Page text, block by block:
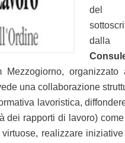
del
dalla
organizzato
una collaborazione
lavoristica,
dei rapporti di lavoro)
realizzare